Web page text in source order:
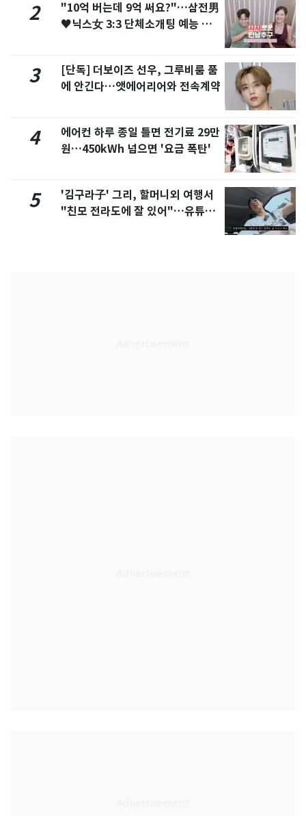
2
"10억 버는데 9억 써요?"…삼전男
♥닉스女 3:3 단체소개팅 예능 화
3
[단독] 더보이즈 선우, 그루비룸 품
에 안긴다…앳에어리어와 전속계약
4
에어컨 하루 종일 틀면 전기료 29만
원…450kWh 넘으면 '요금 폭탄'
5
'김구라子' 그리, 할머니외 여행서
"친모 전라도에 잘 있어"…유튜브